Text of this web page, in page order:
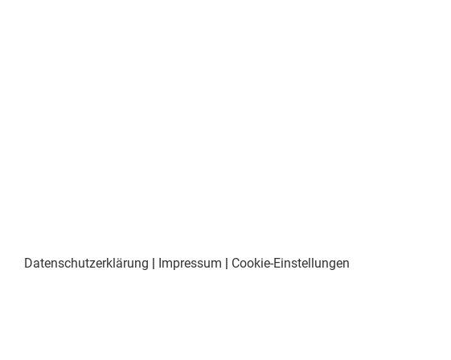
Datenschutzerklärung | Impressum | Cookie-Einstellungen